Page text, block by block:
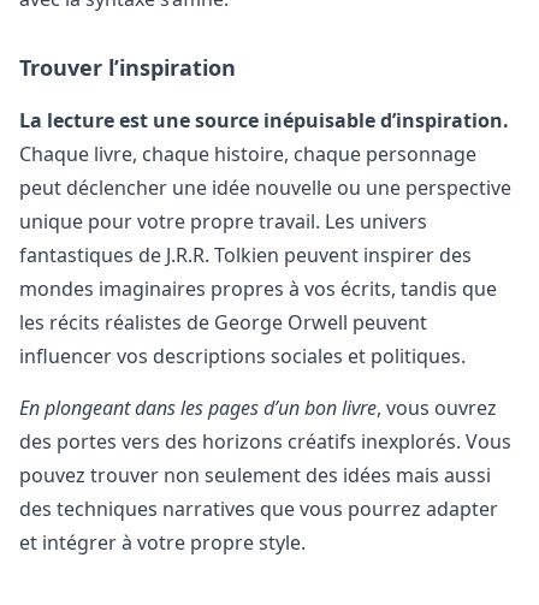
Trouver l’inspiration
La lecture est une source inépuisable d’inspiration.
Chaque livre, chaque histoire, chaque personnage
peut déclencher une idée nouvelle ou une perspective
unique pour votre propre travail. Les univers
fantastiques de J.R.R. Tolkien peuvent inspirer des
mondes imaginaires propres à vos écrits, tandis que
les récits réalistes de George Orwell peuvent
influencer vos descriptions sociales et politiques.
En plongeant dans les pages d’un bon livre, vous ouvrez
des portes vers des horizons créatifs inexplorés. Vous
pouvez trouver non seulement des idées mais aussi
des techniques narratives que vous pourrez adapter
et intégrer à votre propre style.